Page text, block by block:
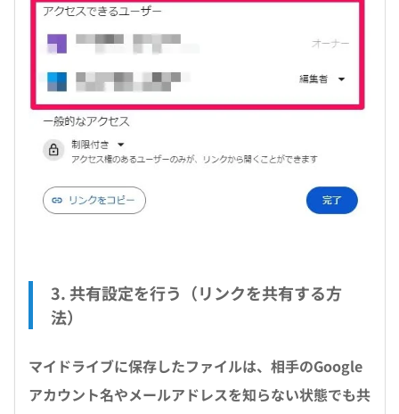
3. 共有設定を行う（リンクを共有する方
法）
マイドライブに保存したファイルは、相手のGoogle
アカウント名やメールアドレスを知らない状態でも共